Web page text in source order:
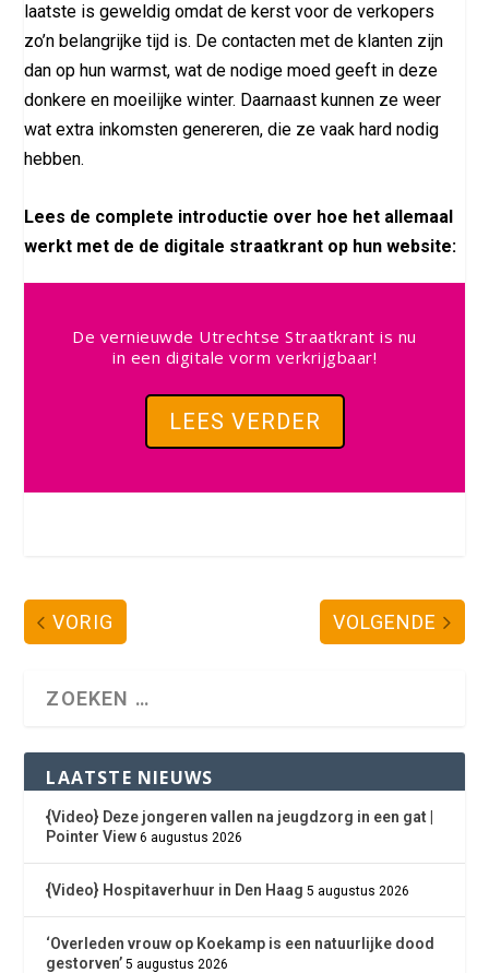
laatste is geweldig omdat de kerst voor de verkopers
zo’n belangrijke tijd is. De contacten met de klanten zijn
dan op hun warmst, wat de nodige moed geeft in deze
donkere en moeilijke winter. Daarnaast kunnen ze weer
wat extra inkomsten genereren, die ze vaak hard nodig
hebben.
Lees de complete introductie over hoe het allemaal
werkt met de de digitale straatkrant op hun website:
De vernieuwde Utrechtse Straatkrant is nu
in een digitale vorm verkrijgbaar!
LEES VERDER
VORIG VOLGENDE
LAATSTE NIEUWS
{Video} Deze jongeren vallen na jeugdzorg in een gat |
Pointer View 6 augustus 2026
{Video} Hospitaverhuur in Den Haag 5 augustus 2026
‘Overleden vrouw op Koekamp is een natuurlijke dood
gestorven’ 5 augustus 2026